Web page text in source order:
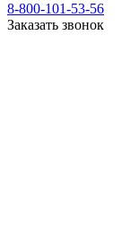
8-800-101-53-56
Заказать звонок